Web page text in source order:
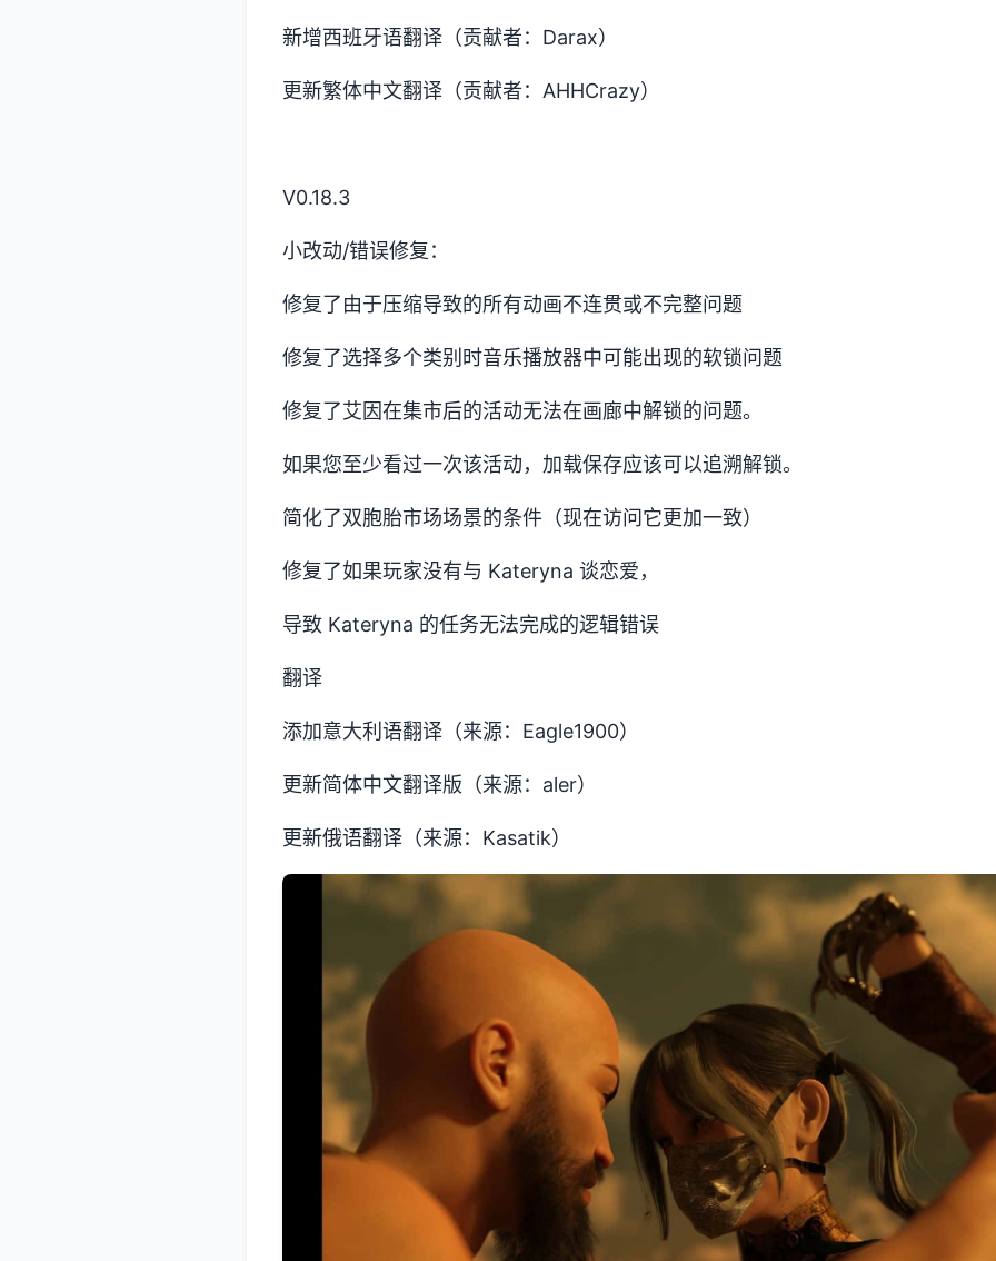
新增西班牙语翻译（贡献者：Darax）
更新繁体中文翻译（贡献者：AHHCrazy）
V0.18.3
小改动/错误修复：
修复了由于压缩导致的所有动画不连贯或不完整问题
修复了选择多个类别时音乐播放器中可能出现的软锁问题
修复了艾因在集市后的活动无法在画廊中解锁的问题。
如果您至少看过一次该活动，加载保存应该可以追溯解锁。
简化了双胞胎市场场景的条件（现在访问它更加一致）
修复了如果玩家没有与 Kateryna 谈恋爱，
导致 Kateryna 的任务无法完成的逻辑错误
翻译
添加意大利语翻译（来源：Eagle1900）
更新简体中文翻译版（来源：aler）
更新俄语翻译（来源：Kasatik）